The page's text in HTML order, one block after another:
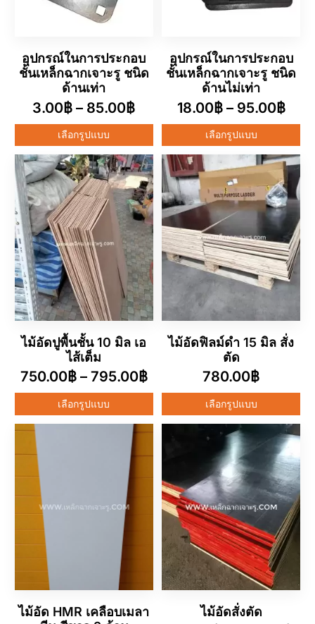
อุปกรณ์ในการประกอบ
ชั้นเหล็กฉากเจาะรู ชนิด
ด้านเท่า
3.00฿ – 85.00฿
เลือกรูปแบบ
อุปกรณ์ในการประกอบ
ชั้นเหล็กฉากเจาะรู ชนิด
ด้านไม่เท่า
18.00฿ – 95.00฿
เลือกรูปแบบ
ไม้อัดปูพื้นชั้น 10 มิล เอ
ไส้เต็ม
750.00฿ – 795.00฿
เลือกรูปแบบ
ไม้อัดฟิลม์ดำ 15 มิล สั่ง
ตัด
780.00฿
เลือกรูปแบบ
ไม้อัด HMR เคลือบเมลา
ไม้อัดสั่งตัด